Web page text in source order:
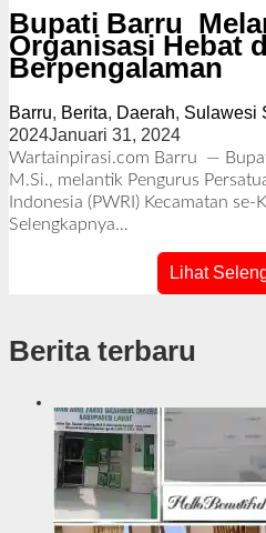
Bupati Barru
Organisasi Hebat
Berpengalaman
Barru, Berita, Daerah, Sulawesi
2024Januari 31, 2024o
l
e
h
d
a
i
Wartainpirasi.com Barru —
M.Si., melantik Pengurus
Indonesia (PWRI) Kecamatan
Selengkapnya…
Lihat
Berita terbaru